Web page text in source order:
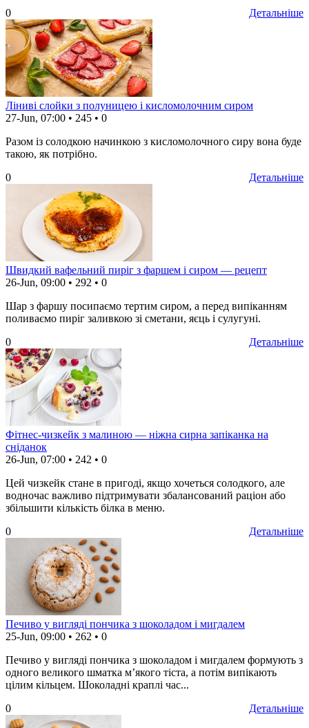
Детальніше
0
Ліниві слойки з полуницею і кисломолочним сиром
27-Jun, 07:00 • 245 • 0
Разом із солодкою начинкою з кисломолочного сиру вона буде
такою, як потрібно.
Детальніше
0
Швидкий вафельний пиріг з фаршем і сиром — рецепт
26-Jun, 09:00 • 292 • 0
Шар з фаршу посипаємо тертим сиром, а перед випіканням
поливаємо пиріг заливкою зі сметани, яєць і сулугуні.
Детальніше
0
Фітнес-чизкейк з малиною — ніжна сирна запіканка на
сніданок
26-Jun, 07:00 • 242 • 0
Цей чизкейк стане в пригоді, якщо хочеться солодкого, але
водночас важливо підтримувати збалансований раціон або
збільшити кількість білка в меню.
Детальніше
0
Печиво у вигляді пончика з шоколадом і мигдалем
25-Jun, 09:00 • 262 • 0
Печиво у вигляді пончика з шоколадом і мигдалем формують з
одного великого шматка м’якого тіста, а потім випікають
цілим кільцем. Шоколадні краплі час...
Детальніше
0